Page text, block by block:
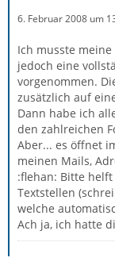
6. Februar 2008 um
Ich musste
jedoch eine
vorgenommen.
zusätzlich auf
Dann habe ich
den zahlreichen
Aber... es öffnet
meinen Mails,
:flehan: Bitte
Textstellen
welche
Ach ja, ich hatte